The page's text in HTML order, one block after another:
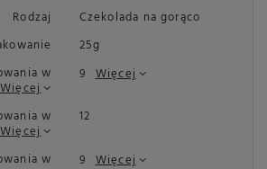
Rodzaj
Czekolada na gorąco
25g
w
Więcej
9 Więcej
w
Więcej
12
w
9 Więcej